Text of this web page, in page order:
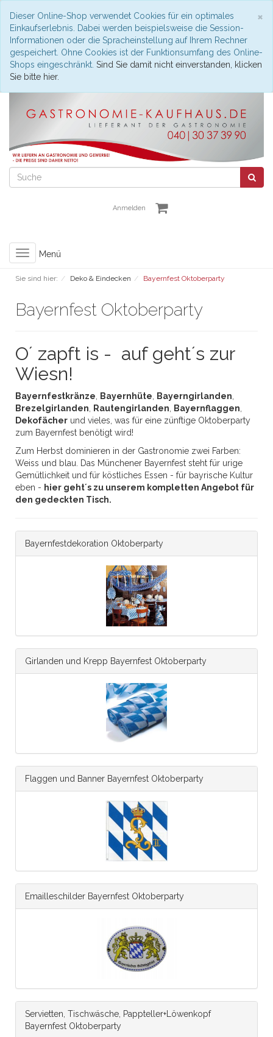
×
Dieser Online-Shop verwendet Cookies für ein optimales
Einkaufserlebnis. Dabei werden beispielsweise die Session-
Informationen oder die Spracheinstellung auf Ihrem Rechner
gespeichert. Ohne Cookies ist der Funktionsumfang des Online-
Shops eingeschränkt. Sind Sie damit nicht einverstanden, klicken
Sie bitte hier.
Anmelden
Toggle
navigation
Menü
Sie sind hier: Deko & Eindecken Bayernfest Oktoberparty
Bayernfest Oktoberparty
O´ zapft is - auf geht´s zur
Wiesn!
Bayernfestkränze Bayernhüte Bayerngirlanden
Brezelgirlanden
Rautengirlanden Bayernflaggen
Dekofächer und vieles, was für eine zünftige Oktoberparty
zum Bayernfest benötigt wird!
Zum Herbst dominieren in der Gastronomie zwei Farben:
Weiss und blau. Das Münchener Bayernfest steht für urige
Gemütlichkeit und für köstliches Essen - für bayrische Kultur
eben - hier geht´s zu unserem kompletten Angebot für
den gedeckten Tisch.
Bayernfestdekoration Oktoberparty
Girlanden und Krepp Bayernfest Oktoberparty
Flaggen und Banner Bayernfest Oktoberparty
Emailleschilder Bayernfest Oktoberparty
Servietten, Tischwäsche, Pappteller+Löwenkopf
Bayernfest Oktoberparty